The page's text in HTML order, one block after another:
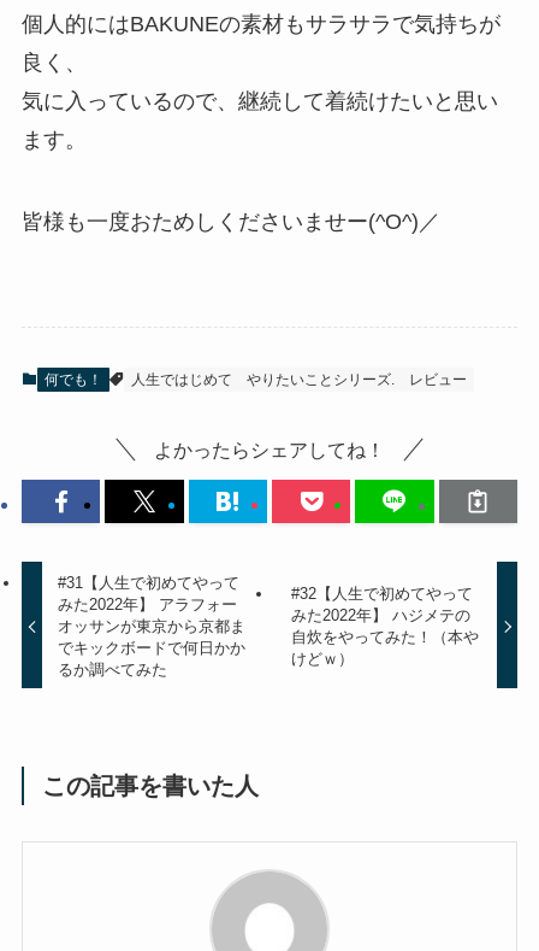
個人的にはBAKUNEの素材もサラサラで気持ちが
良く、
気に入っているので、継続して着続けたいと思い
ます。
皆様も一度おためしくださいませー(^O^)／
何でも！ 人生ではじめて やりたいことシリーズ. レビュー
よかったらシェアしてね！
#31【人生で初めてやって
みた2022年】 アラフォー
オッサンが東京から京都ま
でキックボードで何日かか
るか調べてみた
#32【人生で初めてやって
みた2022年】 ハジメテの
自炊をやってみた！（本や
けどｗ）
この記事を書いた人